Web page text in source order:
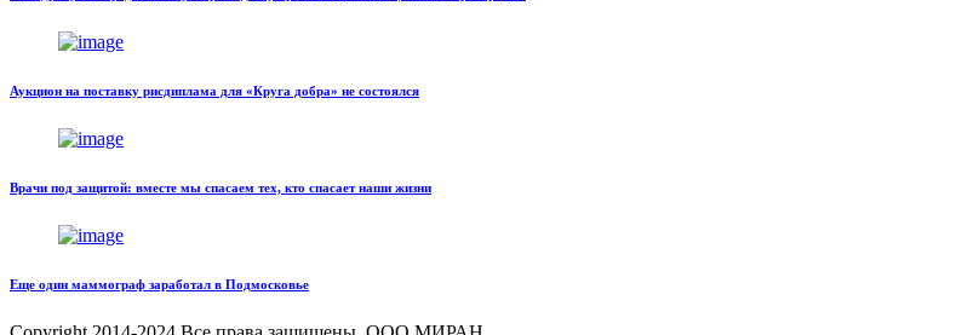
Аукцион на поставку рисдиплама для «Круга добра» не состоялся
Врачи под защитой: вместе мы спасаем тех, кто спасает наши жизни
Еще один маммограф заработал в Подмосковье